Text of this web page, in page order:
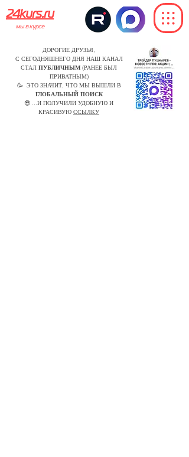
24kurs.ru
мы в курсе
ДОРОГИЕ ДРУЗЬЯ,
С СЕГОДНЯШНЕГО ДНЯ НАШ КАНАЛ
СТАЛ ПУБЛИЧНЫМ (РАНЕЕ БЫЛ
ПРИВАТНЫМ)
🥳 ЭТО ЗНАЧИТ, ЧТО МЫ ВЫШЛИ В
ГЛОБАЛЬНЫЙ ПОИСК
😎 ...И ПОЛУЧИЛИ УДОБНУЮ И
КРАСИВУЮ ССЫЛКУ